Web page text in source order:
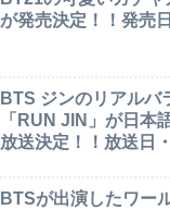
が発売決定！！発売
BTS ジンのリアルバ
「RUN JIN」が日本
放送決定！！放送日
BTSが出演したワー